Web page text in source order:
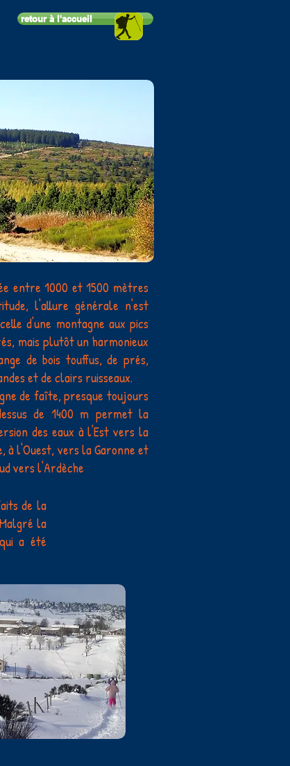
retour à l'accueil
entre 1000 et 1500 mètres
l'allure générale n'est
d'une montagne aux pics
mais plutôt un harmonieux
de bois touffus, de prés,
et de clairs ruisseaux.
de faîte, presque toujours
de 1400 m permet la
des eaux à l'Est vers la
à l'Ouest, vers la Garonne et
vers l'Ardèche
de la
la
a été